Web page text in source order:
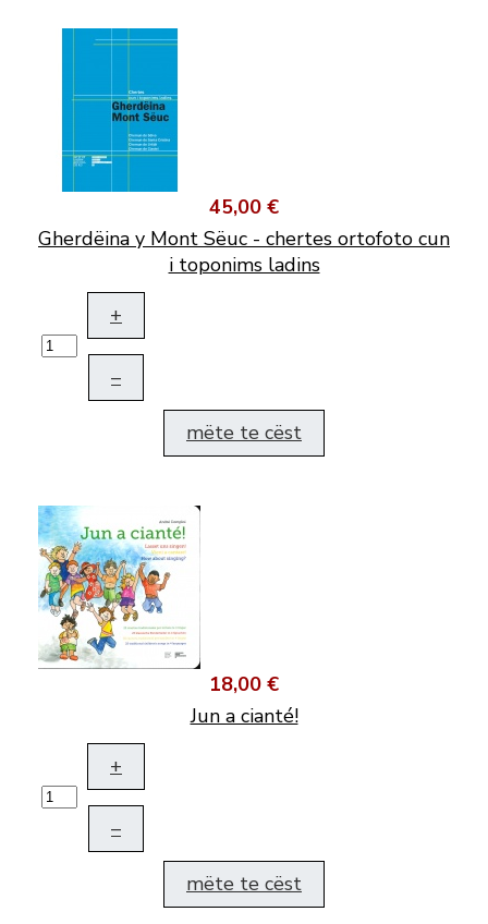
45,00 €
Gherdëina y Mont Sëuc - chertes ortofoto cun
i toponims ladins
+
–
mëte te cëst
18,00 €
Jun a cianté!
+
–
mëte te cëst